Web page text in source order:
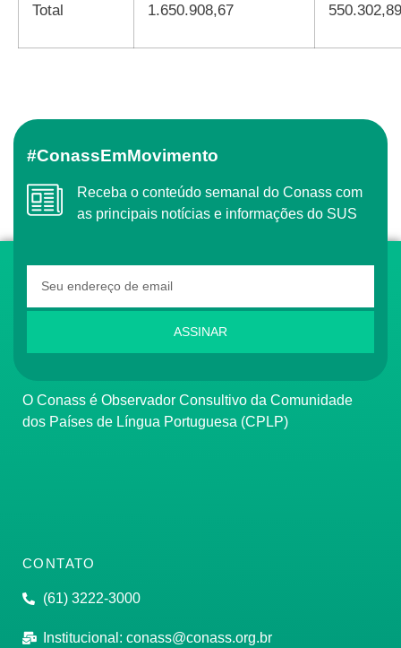
Total 1.650.908,67 550.302,89
#ConassEmMovimento
Receba o conteúdo semanal do Conass com
as principais notícias e informações do SUS
ASSINAR
O Conass é Observador Consultivo da Comunidade
dos Países de Língua Portuguesa (CPLP)
CONTATO
(61) 3222-3000
Institucional: conass@conass.org.br